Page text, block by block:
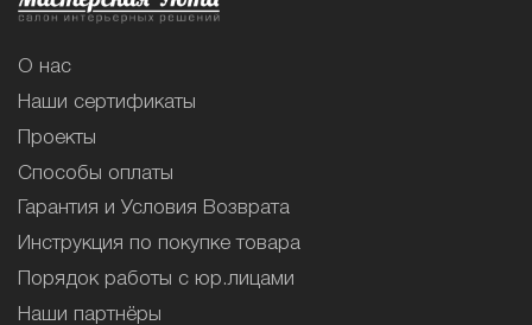
О нас
Наши сертификаты
Проекты
Способы оплаты
Гарантия и Условия Возврата
Инструкция по покупке товара
Порядок работы с юр.лицами
Наши партнёры